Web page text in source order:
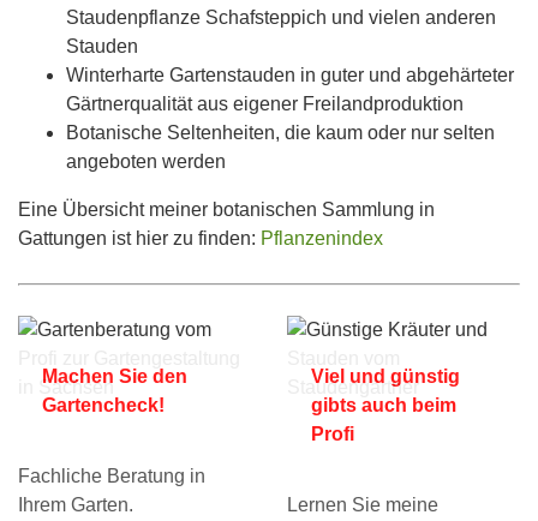
Staudenpflanze Schafsteppich und vielen anderen
Stauden
Winterharte Gartenstauden in guter und abgehärteter
Gärtnerqualität aus eigener Freilandproduktion
Botanische Seltenheiten, die kaum oder nur selten
angeboten werden
Eine Übersicht meiner botanischen Sammlung in
Gattungen ist hier zu finden: Pflanzenindex
Machen Sie den
Gartencheck!
Fachliche Beratung in
Ihrem Garten.
Viel und günstig
gibts auch beim
Profi
Lernen Sie meine